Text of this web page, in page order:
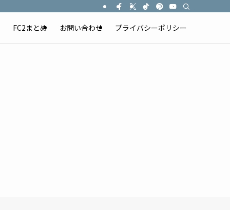
FC2まとめ お問い合わせ プライバシーポリシー